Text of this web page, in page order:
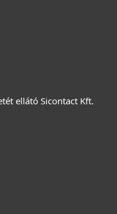
ellátó Sicontact Kft.